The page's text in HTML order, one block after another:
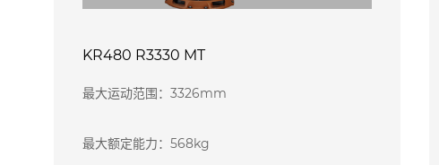
KR480 R3330 MT
最大运动范围：3326mm
最大额定能力：568kg